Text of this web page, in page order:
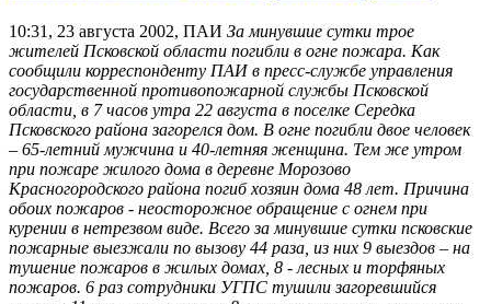
10:31, 23 августа 2002, ПАИ За минувшие сутки трое
жителей Псковской области погибли в огне пожара. Как
сообщили корреспонденту ПАИ в пресс-службе управления
государственной противопожарной службы Псковской
области, в 7 часов утра 22 августа в поселке Середка
Псковского района загорелся дом. В огне погибли двое человек
– 65-летний мужчина и 40-летняя женщина. Тем же утром
при пожаре жилого дома в деревне Морозово
Красногородского района погиб хозяин дома 48 лет. Причина
обоих пожаров - неосторожное обращение с огнем при
курении в нетрезвом виде. Всего за минувшие сутки псковские
пожарные выезжали по вызову 44 раза, из них 9 выездов – на
тушение пожаров в жилых домах, 8 - лесных и торфяных
пожаров. 6 раз сотрудники УГПС тушили загоревшийся